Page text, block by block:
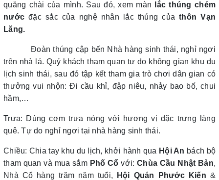
quăng chài của mình. Sau đó, xem màn
lắc thúng chém
nước đặc sắc của nghệ nhân lắc thúng củathôn Vạn
Lăng.
Đoàn thúng cập bến Nhà hàng sinh thái, nghỉ ngơi
trên nhà lá. Quý khách tham quan tự do không gian khu du
lịch sinh thái, sau đó tập kết tham gia trò chơi dân gian có
thưởng vui nhộn: Đi cầu khỉ, đập niêu, nhảy bao bố, chui
hầm,…
Trưa: Dùng cơm trưa nóng với hương vị đặc trưng làng
quê. Tự do nghỉ ngơi tại nhà hàng sinh thái.
Chiều: Chia tay khu du lịch, khởi hành qua Hội An bách bộ
tham quan và mua sắm Phố Cổ với:Chùa Cầu Nhật Bản,
Nhà Cổ hàng trăm năm tuổi,
Hội Quán Phước Kiến &